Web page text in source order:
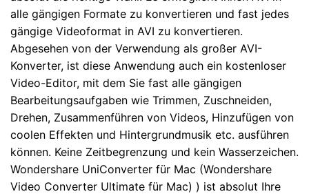
alle gängigen Formate zu konvertieren und fast jedes
gängige Videoformat in AVI zu konvertieren.
Abgesehen von der Verwendung als großer AVI-
Konverter, ist diese Anwendung auch ein kostenloser
Video-Editor, mit dem Sie fast alle gängigen
Bearbeitungsaufgaben wie Trimmen, Zuschneiden,
Drehen, Zusammenführen von Videos, Hinzufügen von
coolen Effekten und Hintergrundmusik etc. ausführen
können. Keine Zeitbegrenzung und kein Wasserzeichen.
Wondershare UniConverter für Mac (Wondershare
Video Converter Ultimate für Mac) ) ist absolut Ihre